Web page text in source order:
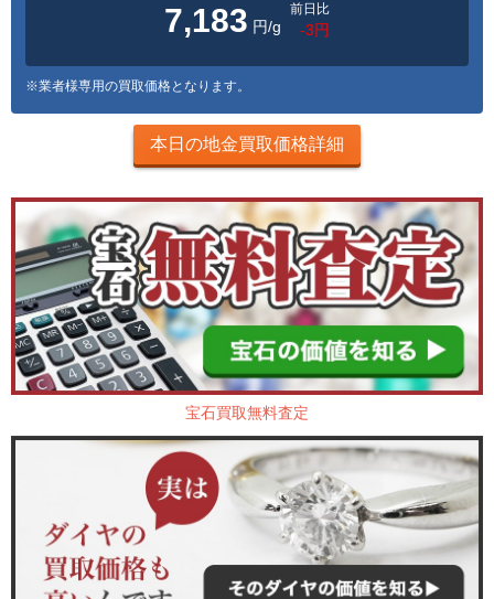
7,183 円/g
前日比
-3円
※業者様専用の買取価格となります。
本日の地金買取価格詳細
宝石買取無料査定